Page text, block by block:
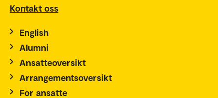
Kontakt oss
English
Alumni
Ansatteoversikt
Arrangementsoversikt
For ansatte